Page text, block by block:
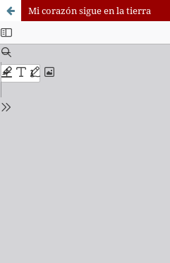
Mi corazón sigue en la tierra